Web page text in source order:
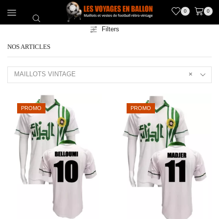
0 0
Filters
NOS ARTICLES
×
MAILLOTS VINTAGE
PROMO PROMO